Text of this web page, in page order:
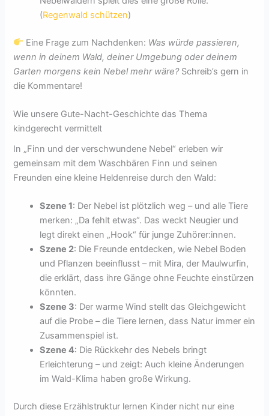
(Regenwald schützen)
Eine Frage zum Nachdenken: Was würde passieren,
wenn in deinem Wald, deiner Umgebung oder deinem
Garten morgens kein Nebel mehr wäre?Schreib’s gern in
die Kommentare!
Wie unsere Gute-Nacht-Geschichte das Thema
kindgerecht vermittelt
In „Finn und der verschwundene Nebel“ erleben wir
gemeinsam mit dem Waschbären Finn und seinen
Freunden eine kleine Heldenreise durch den Wald:
Szene 1: Der Nebel ist plötzlich weg – und alle Tiere
merken: „Da fehlt etwas“. Das weckt Neugier und
legt direkt einen „Hook“ für junge Zuhörer:innen.
Szene 2: Die Freunde entdecken, wie Nebel Boden
und Pflanzen beeinflusst – mit Mira, der Maulwurfin,
die erklärt, dass ihre Gänge ohne Feuchte einstürzen
könnten.
Szene 3: Der warme Wind stellt das Gleichgewicht
auf die Probe – die Tiere lernen, dass Natur immer ein
Zusammenspiel ist.
Szene 4: Die Rückkehr des Nebels bringt
Erleichterung – und zeigt: Auch kleine Änderungen
im Wald-Klima haben große Wirkung.
Durch diese Erzählstruktur lernen Kinder nicht nur eine